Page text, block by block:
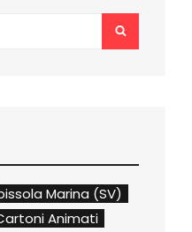
SEARCH
Marina (SV)
Animati